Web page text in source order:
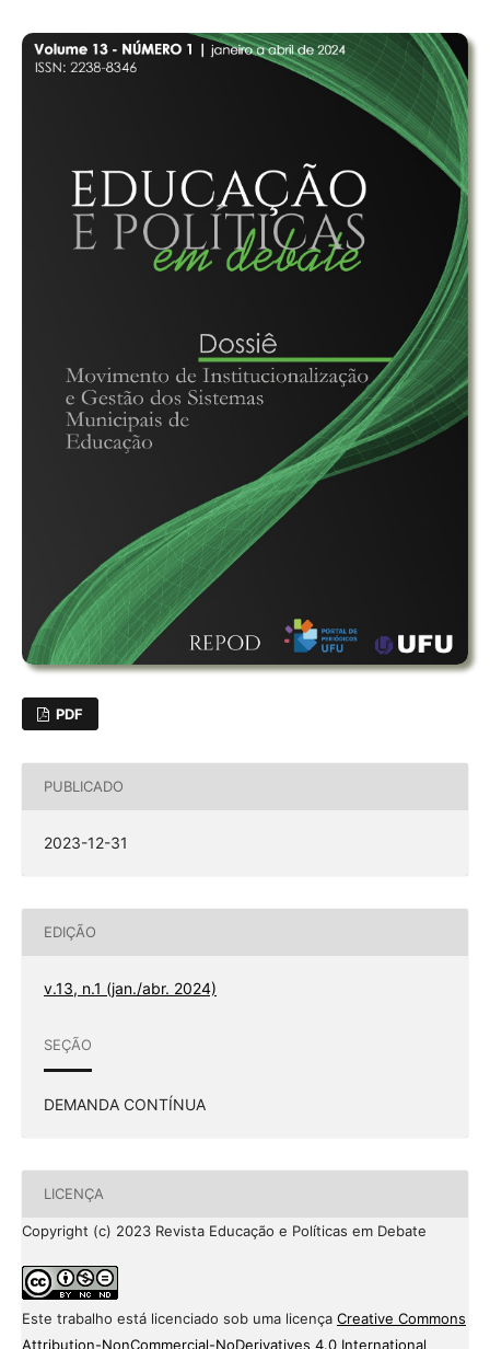
PDF
PUBLICADO
2023-12-31
EDIÇÃO
v.13, n.1 (jan./abr. 2024)
SEÇÃO
DEMANDA CONTÍNUA
LICENÇA
Copyright (c) 2023 Revista Educação e Políticas em Debate
Este trabalho está licenciado sob uma licença Creative Commons
Attribution-NonCommercial-NoDerivatives 4.0 International